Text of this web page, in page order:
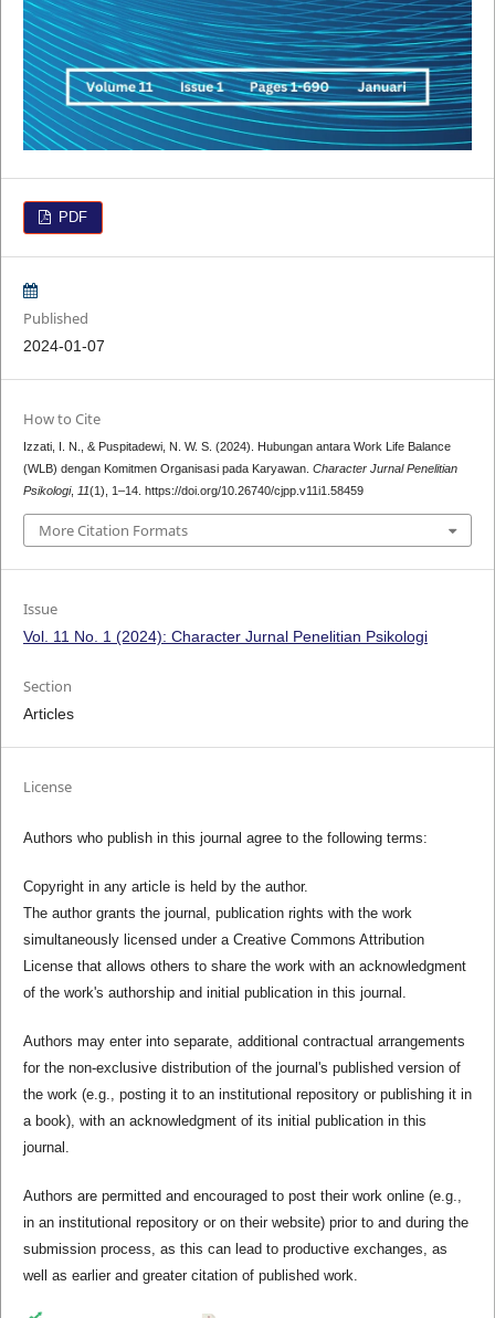
PDF
Published
2024-01-07
How to Cite
Izzati, I. N., & Puspitadewi, N. W. S. (2024). Hubungan antara Work Life Balance
(WLB) dengan Komitmen Organisasi pada Karyawan. Character Jurnal Penelitian
Psikologi, 11(1), 1–14. https://doi.org/10.26740/cjpp.v11i1.58459
More Citation Formats
Issue
Vol. 11 No. 1 (2024): Character Jurnal Penelitian Psikologi
Section
Articles
License
Authors who publish in this journal agree to the following terms:
Copyright in any article is held by the author.
The author grants the journal, publication rights with the work
simultaneously licensed under a Creative Commons Attribution
License that allows others to share the work with an acknowledgment
of the work's authorship and initial publication in this journal.
Authors may enter into separate, additional contractual arrangements
for the non-exclusive distribution of the journal's published version of
the work (e.g., posting it to an institutional repository or publishing it in
a book), with an acknowledgment of its initial publication in this
journal.
Authors are permitted and encouraged to post their work online (e.g.,
in an institutional repository or on their website) prior to and during the
submission process, as this can lead to productive exchanges, as
well as earlier and greater citation of published work.